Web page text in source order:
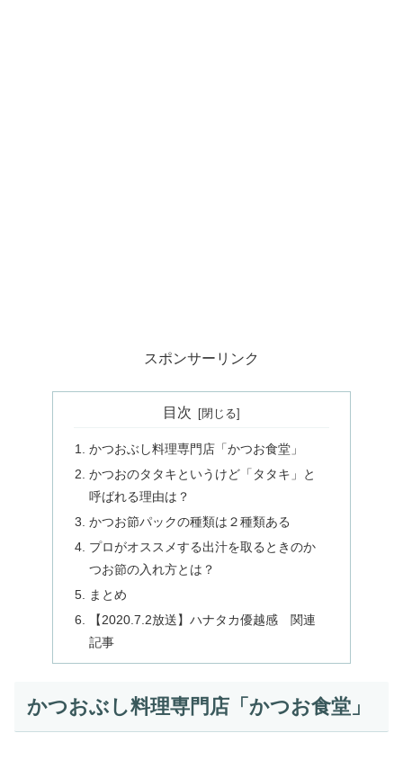
スポンサーリンク
目次
かつおぶし料理専門店「かつお食堂」
かつおのタタキというけど「タタキ」と
呼ばれる理由は？
かつお節パックの種類は２種類ある
プロがオススメする出汁を取るときのか
つお節の入れ方とは？
まとめ
【2020.7.2放送】ハナタカ優越感 関連
記事
かつおぶし料理専門店「かつお食堂」